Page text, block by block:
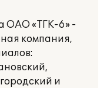
ОАО «ТГК-6» -
компания,
и